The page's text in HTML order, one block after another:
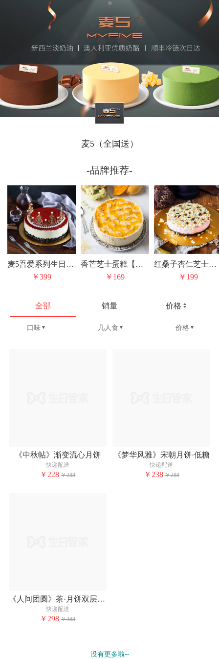
麦5（全国送）
-品牌推荐-
麦5吾爱系列生日专属蛋糕红丝绒芝士
￥399
香芒芝士蛋糕【限时特惠】
￥169
红桑子杏仁芝士蛋糕Raspberry CheeseCake
￥199
全部 销量 价格
口味 几人食 价格
《中秋帖》渐变流心月饼
快递配送
￥228 ￥288
《梦华风雅》宋朝月饼·低糖
快递配送
￥238 ￥288
《人间团圆》茶·月饼双层礼盒
快递配送
￥298 ￥388
没有更多啦~